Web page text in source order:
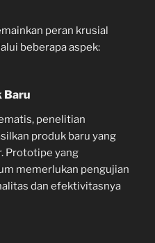
peran krusial
beberapa aspek:
Baru
penelitian
produk baru yang
Prototipe yang
memerlukan pengujian
dan efektivitasnya